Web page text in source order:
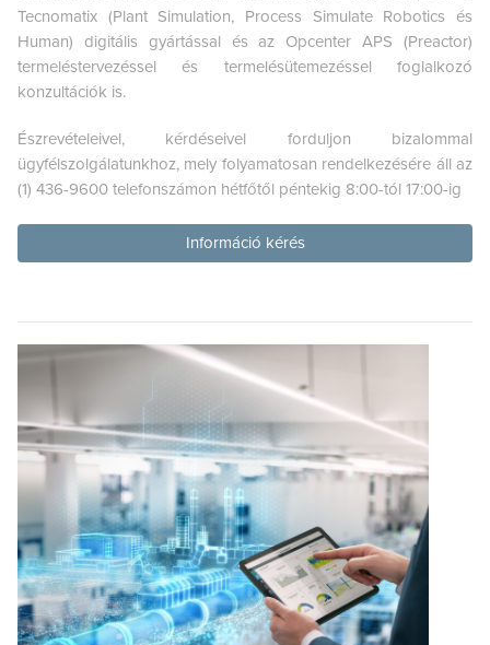
Tecnomatix (Plant Simulation, Process Simulate Robotics és
Human) digitális gyártással és az Opcenter APS (Preactor)
termeléstervezéssel és termelésütemezéssel foglalkozó
konzultációk is.
Észrevételeivel, kérdéseivel forduljon bizalommal
ügyfélszolgálatunkhoz, mely folyamatosan rendelkezésére áll az
(1) 436-9600 telefonszámon hétfőtől péntekig 8:00-tól 17:00-ig
Információ kérés